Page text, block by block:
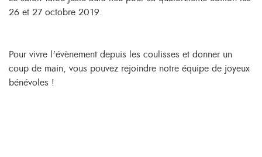
26 et 27 octobre 2019.
Pour vivre l'évènement depuis les coulisses et donner un
coup de main, vous pouvez rejoindre notre équipe de joyeux
bénévoles !